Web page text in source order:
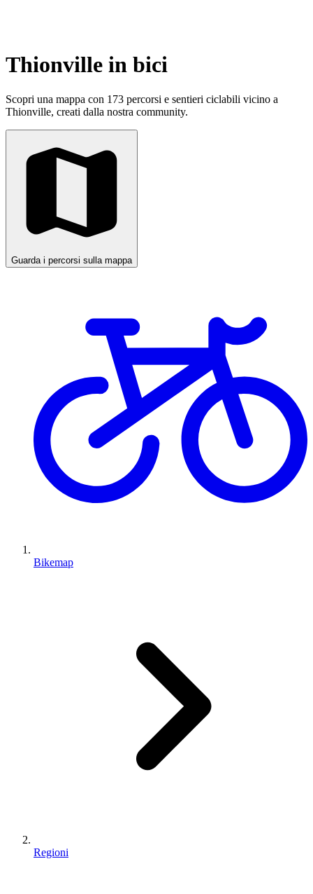
Thionville in bici
Scopri una mappa con 173 percorsi e sentieri ciclabili vicino a
Thionville, creati dalla nostra community.
Guarda i percorsi sulla mappa
Bikemap
Regioni